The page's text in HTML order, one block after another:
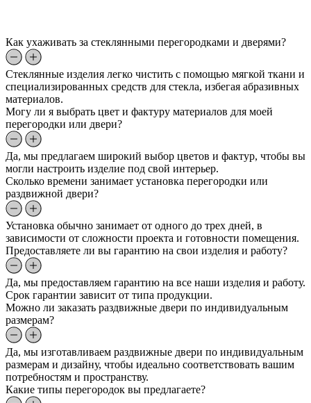
Как ухаживать за стеклянными перегородками и дверями?
Стеклянные изделия легко чистить с помощью мягкой ткани и
специализированных средств для стекла, избегая абразивных
материалов.
Могу ли я выбрать цвет и фактуру материалов для моей
перегородки или двери?
Да, мы предлагаем широкий выбор цветов и фактур, чтобы вы
могли настроить изделие под свой интерьер.
Сколько времени занимает установка перегородки или
раздвижной двери?
Установка обычно занимает от одного до трех дней, в
зависимости от сложности проекта и готовности помещения.
Предоставляете ли вы гарантию на свои изделия и работу?
Да, мы предоставляем гарантию на все наши изделия и работу.
Срок гарантии зависит от типа продукции.
Можно ли заказать раздвижные двери по индивидуальным
размерам?
Да, мы изготавливаем раздвижные двери по индивидуальным
размерам и дизайну, чтобы идеально соответствовать вашим
потребностям и пространству.
Какие типы перегородок вы предлагаете?